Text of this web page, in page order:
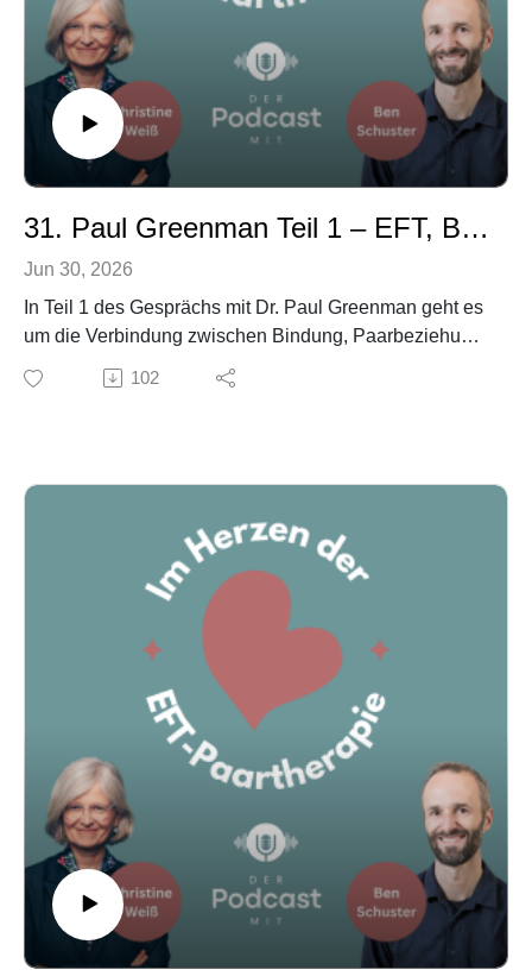
20:35 Rollenspiel: Wie man den Fokus hält
25:10 Bindungsbedeutung statt Inhaltsvalidierung
29:45 Abschluss: Schwierige Stunden gehören dazu
Keywords
Paartherapie, Bindungsarbeit, Dysregulation, EFT,
Paarcoaching
Links
Healing Hearts Together Programm Dr. Paul Greenman
- Universität du Quebec
Gäste
LinkedIn - https://www.linkedin.com/in/paul-greenman-
63410b24/
31. Paul Greenman Teil 1 – EFT, Bindung und Herzkrankheit
Jun 30, 2026
In Teil 1 des Gesprächs mit Dr. Paul Greenman geht es
um die Verbindung zwischen Bindung, Paarbeziehung
und körperlicher Gesundheit. Paul erzählt von seiner
Zusammenarbeit mit Sue Johnson, seiner Forschung
körperlichen Stress verstärken können und wie EFT-
Gruppen für Paare in Gesundheitskrisen aufgebaut
00:00 Einführung & Pauls Weg zur EFT-
Forschung03:32 Warum Beziehungen körperliche
Gesundheit beeinflussen06:48 EFT mit
Herzpatient:innen & Paaren10:26 Bindungsängste
hinter Kritik und Kontrolle12:58 Die Entstehung von
„Healing Hearts Together“15:55 Aufbau der Gruppen &
typische Themen
Links
Healing Hearts Together Programm Dr. Paul Greenman
- Universität du Quebec
Gäste
LinkedIn - https://www.linkedin.com/in/paul-greenman-
102